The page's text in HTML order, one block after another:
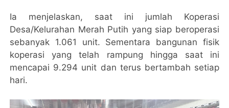
Ia menjelaskan, saat ini jumlah Koperasi
Desa/Kelurahan Merah Putih yang siap beroperasi
sebanyak 1.061 unit. Sementara bangunan fisik
koperasi yang telah rampung hingga saat ini
mencapai 9.294 unit dan terus bertambah setiap
hari.